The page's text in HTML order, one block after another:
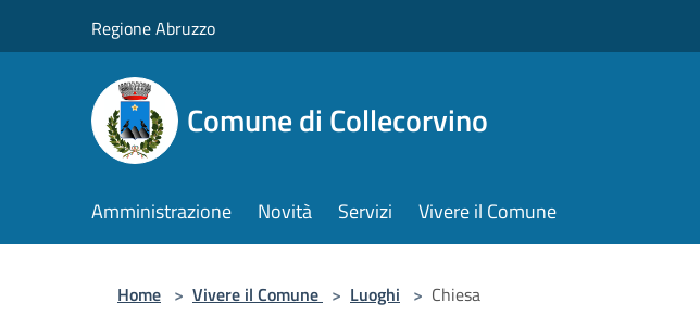
Regione Abruzzo
Comune di Collecorvino
Amministrazione Novità Servizi Vivere il Comune
Home > Vivere il Comune > Luoghi > Chiesa